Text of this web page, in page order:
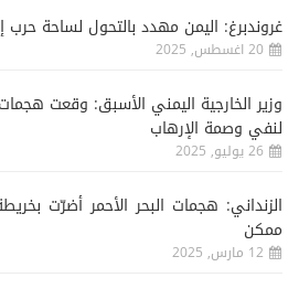
غروندبرغ: اليمن مهدد بالتحول لساحة حرب
20 اغسطس, 2025
وزير الخارجية اليمني الأسبق: وقعت
لنفي وصمة الإرهاب
26 يوليو, 2025
الزنداني: هجمات البحر الأحمر أضرّت
ممكن
12 مارس, 2025